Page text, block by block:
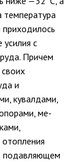
температура
с
При­чем
и
кувалдами,
ме­
подавляющем